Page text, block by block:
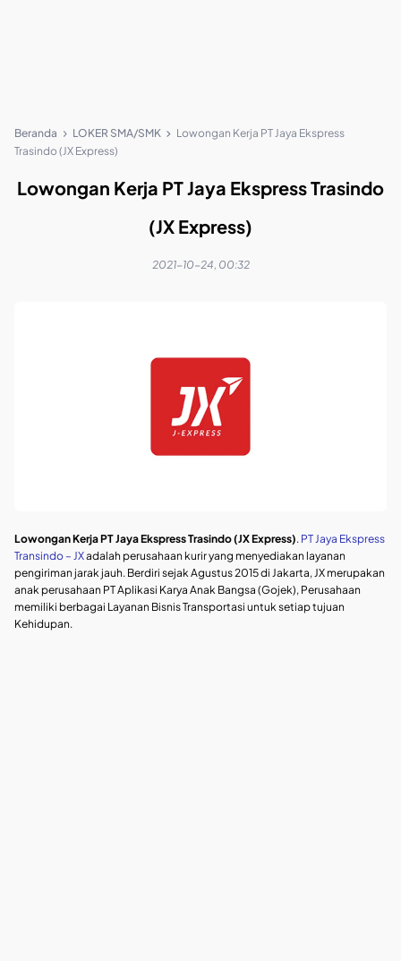
Beranda LOKER SMA/SMK
Lowongan Kerja PT Jaya Ekspress
Trasindo (JX Express)
Lowongan Kerja PT Jaya Ekspress Trasindo
(JX Express)
2021-10-24, 00:32
Lowongan Kerja PT Jaya Ekspress Trasindo (JX Express). PT Jaya Ekspress
Transindo – JXadalah perusahaan kurir yang menyediakan layanan
pengiriman jarak jauh. Berdiri sejak Agustus 2015 di Jakarta, JX merupakan
anak perusahaan PT Aplikasi Karya Anak Bangsa (Gojek), Perusahaan
memiliki berbagai Layanan Bisnis Transportasi untuk setiap tujuan
Kehidupan.